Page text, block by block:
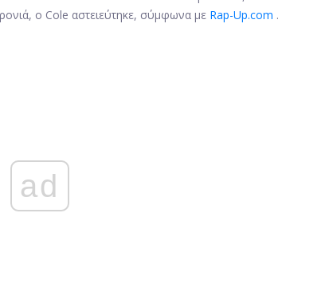
ο Cole αστειεύτηκε, σύμφωνα με Rap-Up.com .
ad